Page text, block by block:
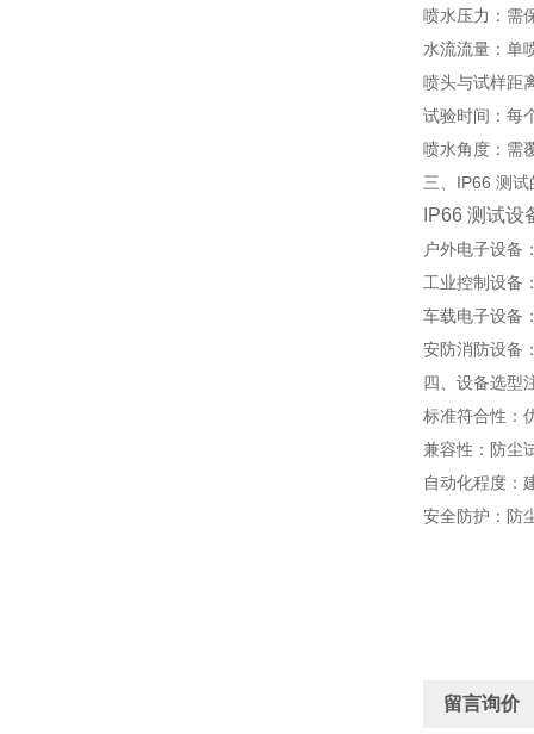
喷水压力：需
水流流量：单
喷头与试样距
试验时间：每
喷水角度：需
三、IP66 测
IP66 测试
户外电子设备
工业控制设备
车载电子设备
安防消防设备
四、设备选型
标准符合性 ：
兼容性 ：防尘
自动化程度 ：
安全防护 ：防
留言询价